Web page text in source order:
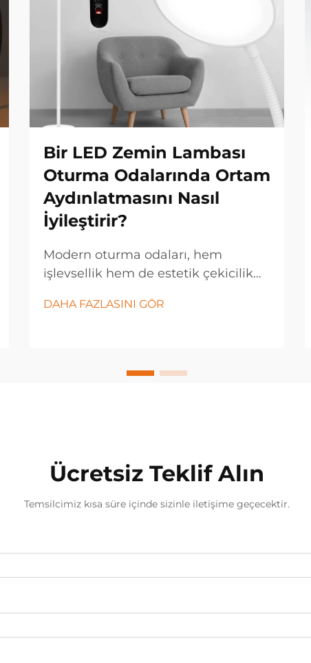
Bir LED Zemin Lambası
Oturma Odalarında Ortam
Aydınlatmasını Nasıl
İyileştirir?
Modern oturma odaları, hem
işlevsellik hem de estetik çekicilik
çözümleri gerektirir. Bir LED zemin
DAHA FAZLASINI GÖR
Ücretsiz Teklif Alın
Temsilcimiz kısa süre içinde sizinle iletişime geçecektir.